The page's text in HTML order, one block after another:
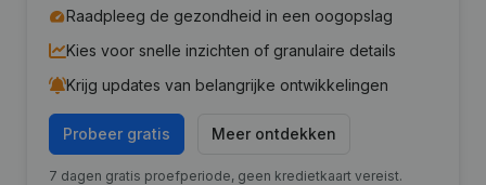
Raadpleeg de gezondheid in een oogopslag
Kies voor snelle inzichten of granulaire details
Krijg updates van belangrijke ontwikkelingen
Probeer gratis Meer ontdekken
7 dagen gratis proefperiode, geen kredietkaart vereist.